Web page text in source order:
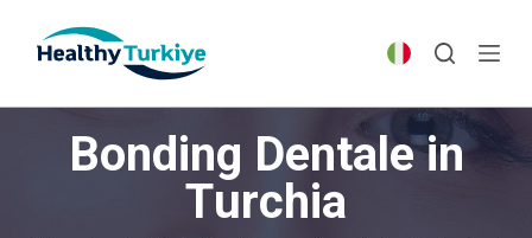
p
Bonding Dentale in
Turchia